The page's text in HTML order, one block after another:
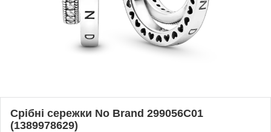
Срібні сережки No Brand 299056C01
(1389978629)